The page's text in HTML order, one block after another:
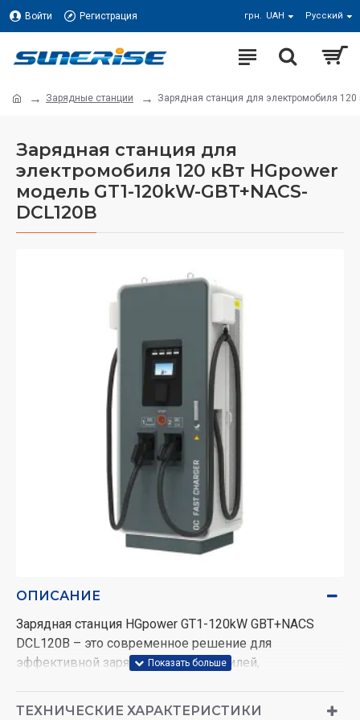
Войти Регистрация грн. UAH Русский
Зарядные станции Зарядная станция для электромобиля 120
Зарядная станция для
электромобиля 120 кВт HGpower
модель GT1-120kW-GBT+NACS-
DCL120B
ОПИСАНИЕ
Зарядная станция HGpower GT1-120kW GBT+NACS
DCL120B – это современное решение для
эффективной зарядки электромобилей,
ТЕХНИЧЕСКИЕ ХАРАКТЕРИСТИКИ